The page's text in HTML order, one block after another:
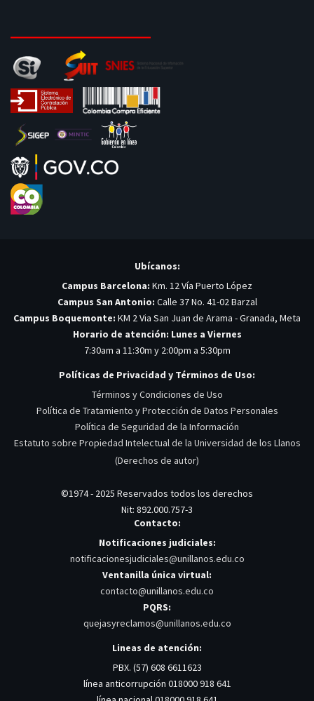
Ubícanos:
Campus Barcelona: Km. 12 Vía Puerto López
Campus San Antonio: Calle 37 No. 41-02 Barzal
Campus Boquemonte: KM 2 Via San Juan de Arama - Granada, Meta
Horario de atención: Lunes a Viernes
7:30am a 11:30m y 2:00pm a 5:30pm
Políticas de Privacidad y Términos de Uso:
Términos y Condiciones de Uso
Política de Tratamiento y Protección de Datos Personales
Política de Seguridad de la Información
Estatuto sobre Propiedad Intelectual de la Universidad de los Llanos
(Derechos de autor)
©1974 - 2025 Reservados todos los derechos
Nit: 892.000.757-3
Contacto:
Notificaciones judiciales:
notificacionesjudiciales@unillanos.edu.co
Ventanilla única virtual:
contacto@unillanos.edu.co
PQRS:
quejasyreclamos@unillanos.edu.co
Lineas de atención:
PBX. (57) 608 6611623
línea anticorrupción 018000 918 641